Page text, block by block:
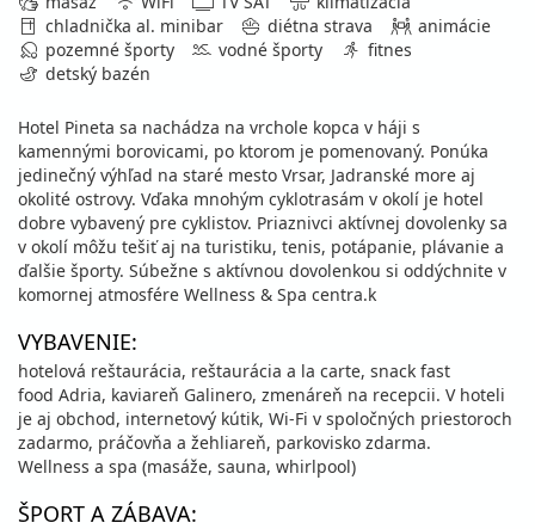
chladnička al. minibar
diétna strava
animácie
pozemné športy
vodné športy
fitnes
detský bazén
Hotel Pineta sa nachádza na vrchole kopca v háji s
kamennými borovicami, po ktorom je pomenovaný. Ponúka
jedinečný výhľad na staré mesto Vrsar, Jadranské more aj
okolité ostrovy. Vďaka mnohým cyklotrasám v okolí je hotel
dobre vybavený pre cyklistov. Priaznivci aktívnej dovolenky sa
v okolí môžu tešiť aj na turistiku, tenis, potápanie, plávanie a
ďalšie športy. Súbežne s aktívnou dovolenkou si oddýchnite v
komornej atmosfére Wellness & Spa centra.k
VYBAVENIE:
hotelová reštaurácia, reštaurácia a la carte, snack fast
food Adria, kaviareň Galinero, zmenáreň na recepcii. V hoteli
je aj obchod, internetový kútik, Wi-Fi v spoločných priestoroch
zadarmo, práčovňa a žehliareň, parkovisko zdarma.
Wellness a spa (masáže, sauna, whirlpool)
ŠPORT A ZÁBAVA: